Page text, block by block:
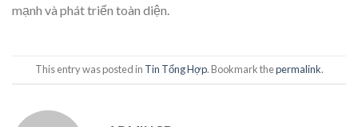
mạnh và phát triển toàn diện.
This entry was posted in Tin Tổng Hợp. Bookmark thepermalink.